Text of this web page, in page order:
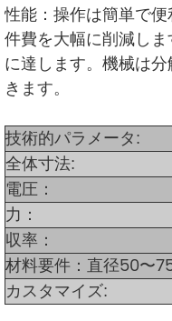
性能：操作は簡単で
件費を大幅に削減し
に達します。機械は
きます。
技術的パラメータ:
全体寸法:
電圧：
力：
収率：
材料要件：直径50〜
カスタマイズ: